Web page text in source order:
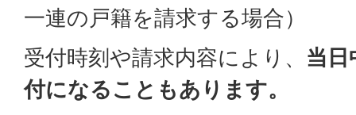
一連の戸籍を請求する場合）
受付時刻や請求内容により、 当
付になることもあります。